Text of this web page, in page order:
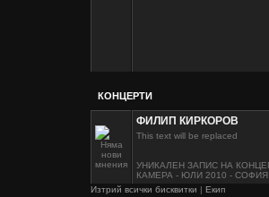
КОНЦЕРТИ
ФИЛИП КИРКОРОВ
This text will be replaced
УНИКАЛЕН ЗАПИС НА
КАМЕРА - ЮЛИ 2010 - СОФИЯ
Изтрий всички бисквитки | Екип